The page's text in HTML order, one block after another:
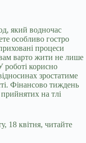
який водночас
особливо гостро
процеси
варто жити не лише
роботі корисно
зростатиме
Фінансово тиждень
на тлі
18 квітня, читайте